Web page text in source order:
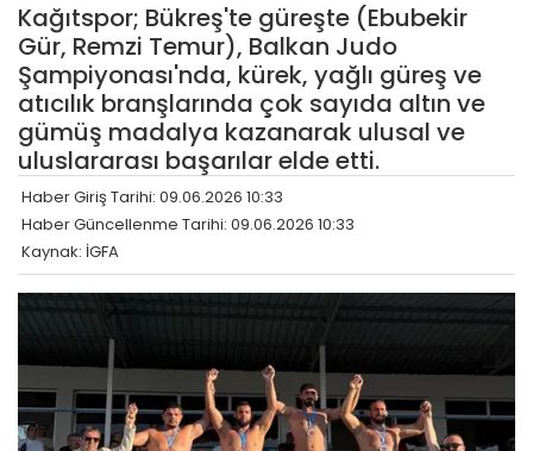
Kağıtspor; Bükreş'te güreşte (Ebubekir
Gür, Remzi Temur), Balkan Judo
Şampiyonası'nda, kürek, yağlı güreş ve
atıcılık branşlarında çok sayıda altın ve
gümüş madalya kazanarak ulusal ve
uluslararası başarılar elde etti.
Haber Giriş Tarihi: 09.06.2026 10:33
Haber Güncellenme Tarihi: 09.06.2026 10:33
Kaynak: İGFA